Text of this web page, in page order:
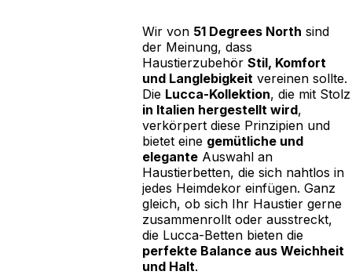
Wir von 51 Degrees North sind
der Meinung, dass
Haustierzubehör Stil, Komfort
und Langlebigkeitvereinen sollte.
Die Lucca-Kollektion, die mit Stolz
in Italien hergestellt wird,
verkörpert diese Prinzipien und
bietet eine gemütliche und
eleganteAuswahl an
Haustierbetten, die sich nahtlos in
jedes Heimdekor einfügen. Ganz
gleich, ob sich Ihr Haustier gerne
zusammenrollt oder ausstreckt,
die Lucca-Betten bieten die
perfekte Balance aus Weichheit
und Halt.